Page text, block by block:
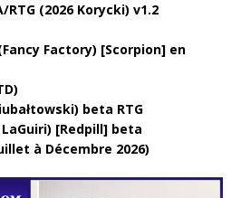
RTG (2026 Korycki) v1.2
Factory) [Scorpion] en
beta RTG
[Redpill] beta
à Décembre 2026)